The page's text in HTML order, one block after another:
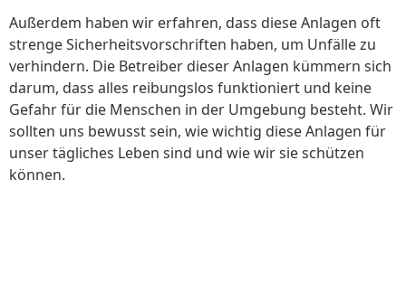
Außerdem haben wir erfahren, dass diese Anlagen oft
strenge Sicherheitsvorschriften haben, um Unfälle zu
verhindern. Die Betreiber dieser Anlagen kümmern sich
darum, dass alles reibungslos funktioniert und keine
Gefahr für die Menschen in der Umgebung besteht. Wir
sollten uns bewusst sein, wie wichtig diese Anlagen für
unser tägliches Leben sind und wie wir sie schützen
können.